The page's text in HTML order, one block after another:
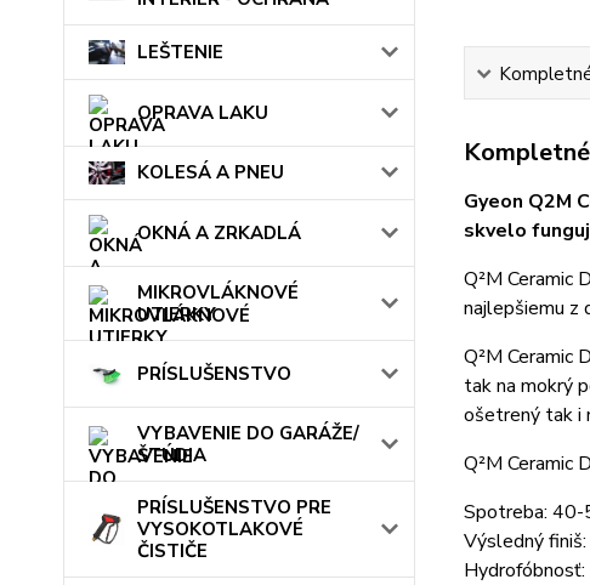
LEŠTENIE
OPRAVA LAKU
KOLESÁ A PNEU
OKNÁ A ZRKADLÁ
MIKROVLÁKNOVÉ
UTIERKY
PRÍSLUŠENSTVO
VYBAVENIE DO GARÁŽE/
ŠTÚDIA
PRÍSLUŠENSTVO PRE
VYSOKOTLAKOVÉ
ČISTIČE
Gyeon Q2M
skvelo
Q²M Ceramic
najlepšiemu z
Q²M Ceramic
tak na mokrý
ošetrený tak i
Q²M Ceramic
Spotreba:
Výsledný